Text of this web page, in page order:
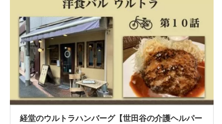
経堂のウルトラハンバーグ【世田谷の介護ヘルパー